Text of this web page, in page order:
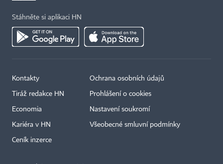
Stáhněte si aplikaci HN
Kontakty
Tiráž redakce HN
Economia
Kariéra v HN
Ceník inzerce
Ochrana osobních údajů
Prohlášení o cookies
Nastavení soukromí
Všeobecné smluvní podmínky